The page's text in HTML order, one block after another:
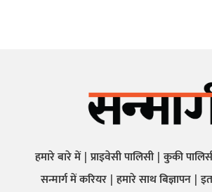
हमारे बारे में प्राइवेसी पालिसी कुकी
सन्मार्ग में करियर हमारे साथ बिज्ञापन